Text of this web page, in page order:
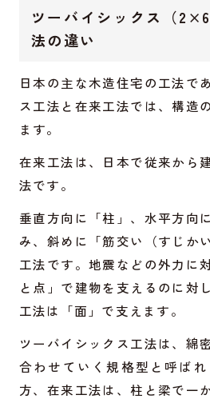
ツーバイシックス（
法の違い
日本の主な木造住宅の工法で
ス工法と在来工法では、構造
ます。
在来工法は、日本で従来から
法です。
垂直方向に「柱」、水平方向
み、斜めに「筋交い（すじか
工法です。地震などの外力に
と点」で建物を支えるのに対
工法は「面」で支えます。
ツーバイシックス工法は、綿
合わせていく規格型と呼ば
方、在来工法は、柱と梁で一